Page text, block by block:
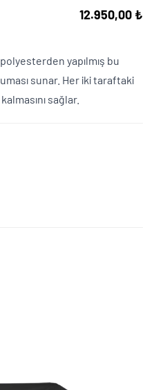
12.950,00 ₺
yapılmış bu
sunar. Her iki taraftaki
sağlar.